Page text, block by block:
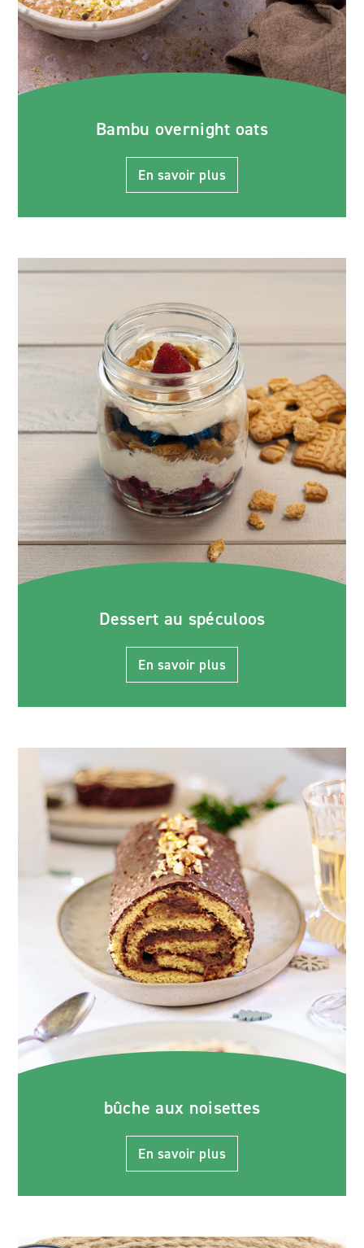
Bambu overnight oats
En savoir plus
Dessert au spéculoos
En savoir plus
bûche aux noisettes
En savoir plus